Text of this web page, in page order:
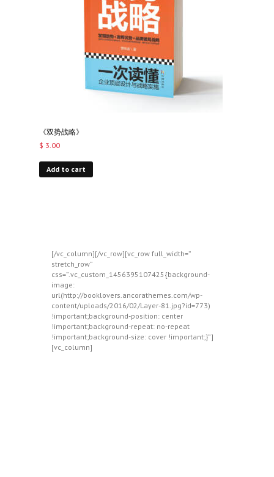
《双势战略》
$ 3.00
Add to cart
[/vc_column][/vc_row][vc_row full_width=”
stretch_row”
css=”.vc_custom_1456395107425{background-
image:
url(http://booklovers.ancorathemes.com/wp-
content/uploads/2016/02/Layer-81.jpg?id=773)
!important;background-position: center
!important;background-repeat: no-repeat
!important;background-size: cover !important;}”]
[vc_column]